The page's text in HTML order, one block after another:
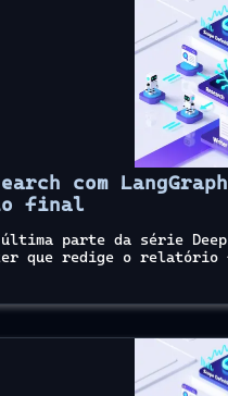
com
final
parte da série Deep
que redige o